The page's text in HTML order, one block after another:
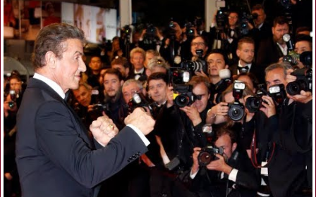
Mugsville
Samaritan...
VOIR L'OFFRE
VOIR L'OFFRE